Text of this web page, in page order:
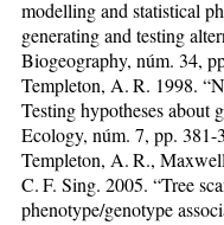
modelling and statistical
generating and testing
Biogeography, núm. 34,
Templeton, A. R. 1998.
Testing hypotheses about
Ecology, núm. 7, pp. 381-
Templeton, A. R.,
C. F. Sing. 2005. “Tree
phenotype/geno­type